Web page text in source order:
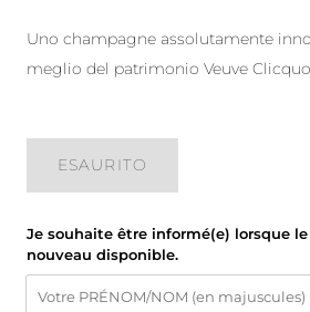
Uno champagne assolutamente
meglio del patrimonio Veuve
ESAURITO
Je souhaite être informé(e) lorsque
nouveau disponible.